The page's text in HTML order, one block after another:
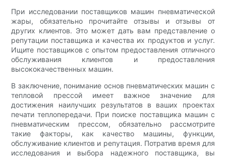
При исследовании поставщиков машин пневматической
жары, обязательно прочитайте отзывы и отзывы от
других клиентов. Это может дать вам представление о
репутации поставщика и качества их продуктов и услуг.
Ищите поставщиков с опытом предоставления отличного
обслуживания клиентов и предоставления
высококачественных машин.
В заключение, понимание основ пневматических машин с
тепловой прессой имеет важное значение для
достижения наилучших результатов в ваших проектах
печати теплопередачи. При поиске поставщика машин с
пневматическим прессом, обязательно рассмотрите
такие факторы, как качество машины, функции,
обслуживание клиентов и репутация. Потратив время для
исследования и выбора надежного поставщика, вы